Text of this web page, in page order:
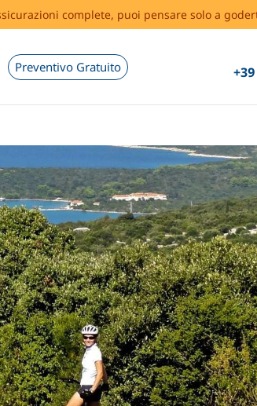
complete, puoi pensare solo a
Preventivo Gratuito